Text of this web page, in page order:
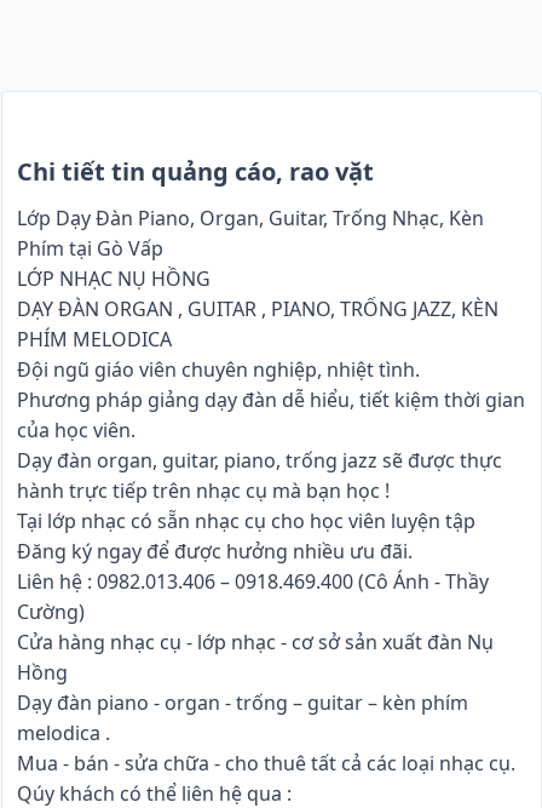
Chi tiết tin quảng cáo, rao vặt
Lớp Dạy Đàn Piano, Organ, Guitar, Trống Nhạc, Kèn
Phím tại Gò Vấp
LỚP NHẠC NỤ HỒNG
DẠY ĐÀN ORGAN , GUITAR , PIANO, TRỐNG JAZZ, KÈN
PHÍM MELODICA
Đội ngũ giáo viên chuyên nghiệp, nhiệt tình.
Phương pháp giảng dạy đàn dễ hiểu, tiết kiệm thời gian
của học viên.
Dạy đàn organ, guitar, piano, trống jazz sẽ được thực
hành trực tiếp trên nhạc cụ mà bạn học !
Tại lớp nhạc có sẵn nhạc cụ cho học viên luyện tập
Đăng ký ngay để được hưởng nhiều ưu đãi.
Liên hệ : 0982.013.406 – 0918.469.400 (Cô Ánh - Thầy
Cường)
Cửa hàng nhạc cụ - lớp nhạc - cơ sở sản xuất đàn Nụ
Hồng
Dạy đàn piano - organ - trống – guitar – kèn phím
melodica .
Mua - bán - sửa chữa - cho thuê tất cả các loại nhạc cụ.
Qúy khách có thể liên hệ qua :